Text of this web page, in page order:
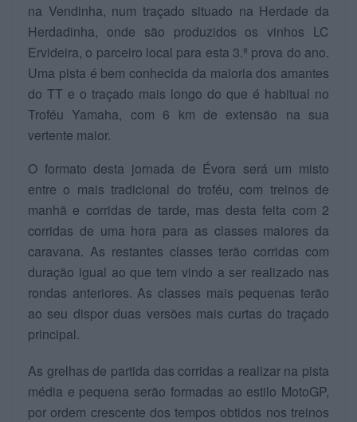
na Vendinha, num traçado situado na Herdade da
Herdadinha, onde são produzidos os vinhos LC
Ervideira, o parceiro local para esta 3.ª prova do ano.
Uma pista é bem conhecida da maioria dos amantes
do TT e o traçado mais longo do que é habitual no
Troféu Yamaha, com 6 km de extensão na sua
vertente maior.
O formato desta jornada de Évora será um misto
entre o mais tradicional do troféu, com treinos de
manhã e corridas de tarde, mas desta feita com 2
corridas de uma hora para as classes maiores da
caravana. As restantes classes terão corridas com
duração igual ao que tem vindo a ser realizado nas
rondas anteriores. As classes mais pequenas terão
ao seu dispor duas versões mais curtas do traçado
principal.
As grelhas de partida das corridas a realizar na pista
média e pequena serão formadas ao estilo MotoGP,
por ordem crescente dos tempos obtidos nos treinos